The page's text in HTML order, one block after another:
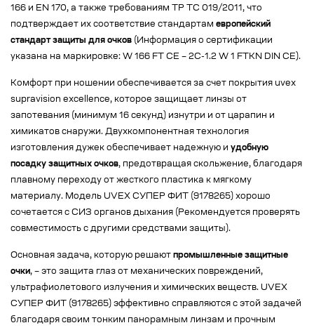
166 и EN 170, а также требованиям ТР ТС 019/2011, что
подтверждает их соответствие стандартам европейский
стандарт защиты для очков (Информация о сертификации
указана на маркировке: W 166 FT CE – 2C-1.2 W 1 FTKN DIN CE).
Комфорт при ношении обеспечивается за счет покрытия uvex
supravision excellence, которое защищает линзы от
запотевания (минимум 16 секунд) изнутри и от царапин и
химикатов снаружи. Двухкомпонентная технология
изготовления дужек обеспечивает надежную и удобную
посадку защитных очков, предотвращая скольжение, благодаря
плавному переходу от жесткого пластика к мягкому
материалу. Модель UVEX СУПЕР ФИТ (9178265) хорошо
сочетается с СИЗ органов дыхания (Рекомендуется проверять
совместимость с другими средствами защиты).
Основная задача, которую решают промышленные защитные
очки, – это защита глаз от механических повреждений,
ультрафиолетового излучения и химических веществ. UVEX
СУПЕР ФИТ (9178265) эффективно справляются с этой задачей
благодаря своим тонким панорамным линзам и прочным